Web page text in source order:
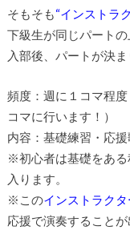
そもそも“インストラ
下級生が同じパート
入部後、パートが決ま
頻度：週に１コマ程
コマに行います！）
内容：基礎練習・応
※初心者は基礎をある
入ります。
※このインストラク
応援で演奏することが